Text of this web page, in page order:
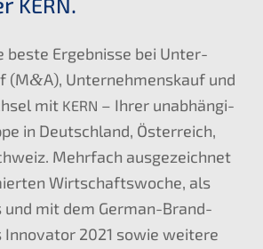
KERN
beste Ergeb­nis­se bei Unter­
(M&A), Unter­nehmens­kauf und
mit KERN – Ihrer unabhän­gi­
in Deutsch­land, Öster­reich,
Mehrfach ausge­zeich­net
Wirtschafts­wo­che, als
und mit dem German-Brand-
2021 sowie weite­re